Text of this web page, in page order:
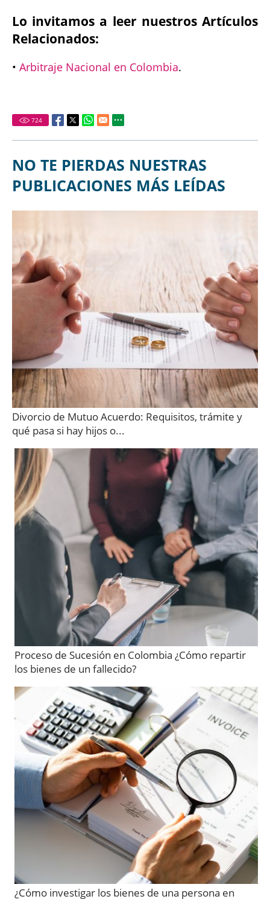
Lo invitamos a leer nuestros Artículos
Relacionados:
• Arbitraje Nacional en Colombia.
724
NO TE PIERDAS NUESTRAS
PUBLICACIONES MÁS LEÍDAS
Divorcio de Mutuo Acuerdo: Requisitos, trámite y
qué pasa si hay hijos o...
Proceso de Sucesión en Colombia ¿Cómo repartir
los bienes de un fallecido?
¿Cómo investigar los bienes de una persona en